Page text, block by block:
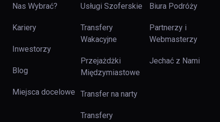
Nas Wybrać?
Kariery
Inwestorzy
Blog
Miejsca docelowe
Usługi Szoferskie
Transfery
Wakacyjne
Przejażdżki
Międzymiastowe
Transfer na narty
Transfery
Biura Podróży
Partnerzy i
Webmasterzy
Jechać z Nami